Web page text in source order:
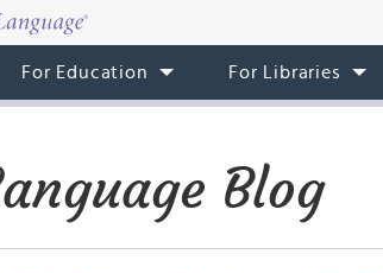
For Education For Libraries
Blog